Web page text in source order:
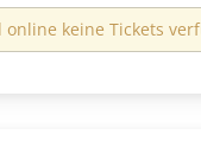
keine Tickets